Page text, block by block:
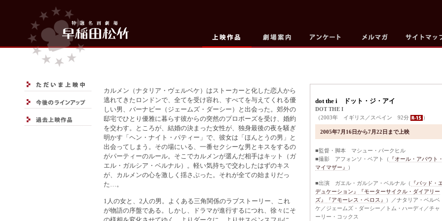
dot the i ドット・ジ・アイ
DOT THE I
（2003年 イギリス／スペイン 92分
）
2005年7月16日から7月22日まで上映
■監督・脚本 マシュー・パークヒル
■撮影 アフォンソ・ベアト（
『オール・アバウト
マイマザー』
）
■出演 ガエル・ガルシア・ベルナル（
『バッド・
デュケーション』
『モーターサイクル・ダイアリー
ズ』
『アモーレス・ペロス』
）／ナタリア・ベルベ
ケ／ジェームズ・ダーシー／トム・ハーディ／チャ
ーリー・コックス
カルメン（ナタリア・ヴェルベケ）はストーカーと化した恋人から
逃れてきたロンドンで、全てを受け容れ、すべてを与えてくれる優
しい男、バーナビー（ジェームズ・ダーシー）と出会った。郊外の
邸宅でひとり優雅に暮らす彼からの突然のプロポーズを受け、婚約
を交わす。ところが、結婚の決まった女性が、独身最後の夜を騒ぎ
明かす「ヘン・ナイト・パティー」で、彼女は「ほんとうの男」と
出会ってしまう。その場にいる、一番セクシーな男とキスをするの
がパーティーのルール。そこでカルメンが選んだ相手はキット（ガ
エル・ガルシア・ベルナル）。軽い気持ちで交わしたはずのキス
が、カルメンの心を激しく揺さぶった。それが全ての始まりだっ
た…。
1人の女と、2人の男。よくある三角関係のラブストーリー、これ
が物語の序盤である。しかし、ドラマが進行するにつれ、徐々にそ